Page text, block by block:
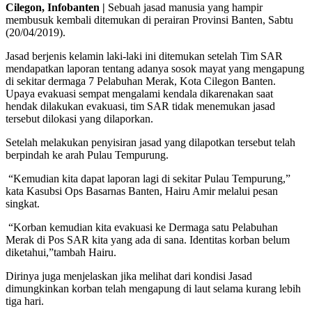
Cilegon, Infobanten | Sebuah jasad manusia yang hampir
membusuk kembali ditemukan di perairan Provinsi Banten, Sabtu
(20/04/2019).
Jasad berjenis kelamin laki-laki ini ditemukan setelah Tim SAR
mendapatkan laporan tentang adanya sosok mayat yang mengapung
di sekitar dermaga 7 Pelabuhan Merak, Kota Cilegon Banten.
Upaya evakuasi sempat mengalami kendala dikarenakan saat
hendak dilakukan evakuasi, tim SAR tidak menemukan jasad
tersebut dilokasi yang dilaporkan.
Setelah melakukan penyisiran jasad yang dilapotkan tersebut telah
berpindah ke arah Pulau Tempurung.
“Kemudian kita dapat laporan lagi di sekitar Pulau Tempurung,”
kata Kasubsi Ops Basarnas Banten, Hairu Amir melalui pesan
singkat.
“Korban kemudian kita evakuasi ke Dermaga satu Pelabuhan
Merak di Pos SAR kita yang ada di sana. Identitas korban belum
diketahui,”tambah Hairu.
Dirinya juga menjelaskan jika melihat dari kondisi Jasad
dimungkinkan korban telah mengapung di laut selama kurang lebih
tiga hari.